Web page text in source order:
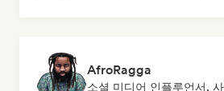
AfroRagga
소셜 미디어 인플루언서,